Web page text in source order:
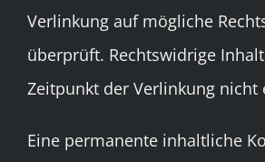
Verlinkung auf mögliche
überprüft. Rechtswidrige
Zeitpunkt der Verlinkung nicht
Eine permanente inhaltliche